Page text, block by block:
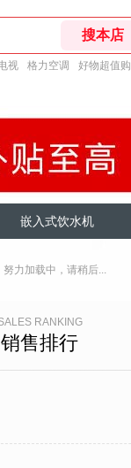
视 格力空调 好物超值购
嵌入式饮水机
努力加载中，请稍后...
RANKING
销售排行